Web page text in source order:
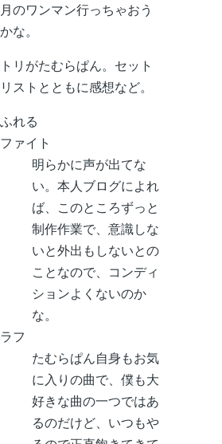
月のワンマン行っちゃおう
かな。
トリがたむらぱん。セット
リストとともに感想など。
ふれる
ファイト
明らかに声が出てな
い。本人ブログによれ
ば、このところずっと
制作作業で、意識しな
いと外出もしないとの
ことなので、コンディ
ションよくないのか
な。
ラフ
たむらぱん自身もお気
に入りの曲で、僕も大
好きな曲の一つではあ
るのだけど、いつもや